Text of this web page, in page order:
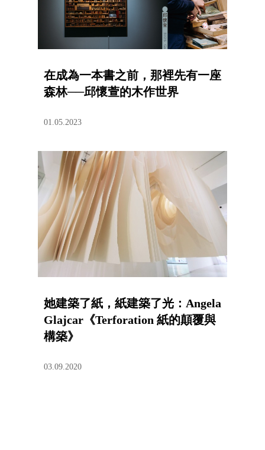
在成為一本書之前，那裡先有一座
森林──邱懷萱的木作世界
01.05.2023
她建築了紙，紙建築了光：Angela
Glajcar《Terforation 紙的顛覆與
構築》
03.09.2020